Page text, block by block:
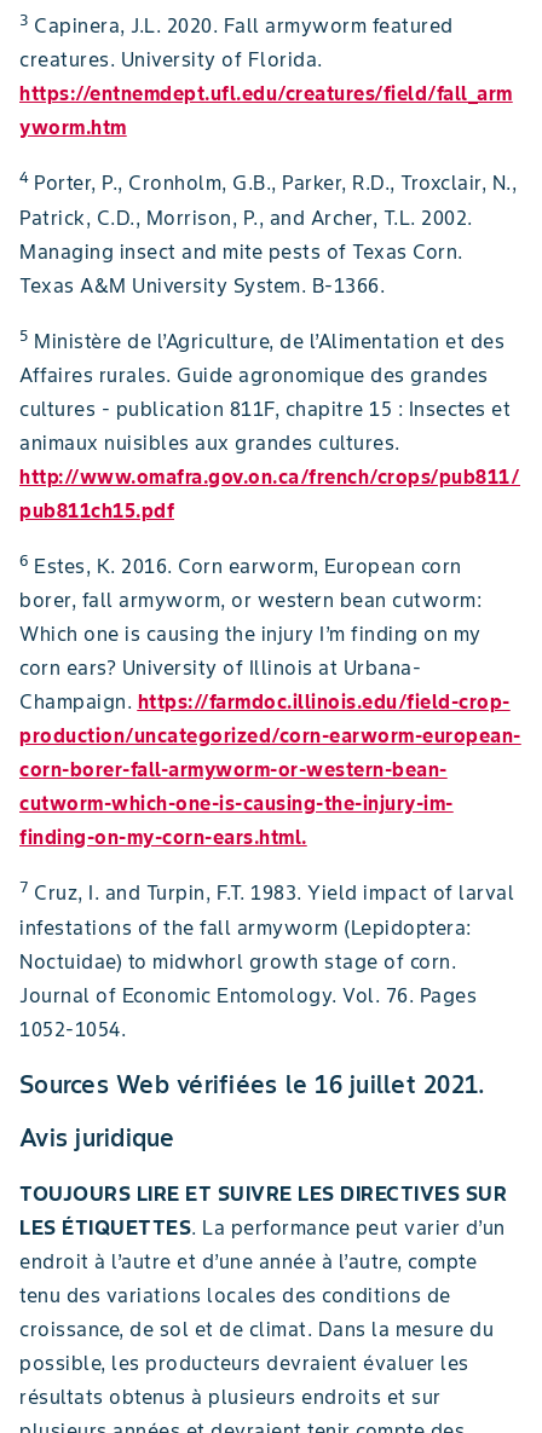
3 Capinera, J.L. 2020. Fall armyworm featured
creatures. University of Florida.
https://entnemdept.ufl.edu/creatures/field/fall_arm
yworm.htm
4Porter, P., Cronholm, G.B., Parker, R.D., Troxclair, N.,
Patrick, C.D., Morrison, P., and Archer, T.L. 2002.
Managing insect and mite pests of Texas Corn.
Texas A&M University System. B-1366.
5 Ministère de l’Agriculture, de l’Alimentation et des
Affaires rurales. Guide agronomique des grandes
cultures - publication 811F, chapitre 15 : Insectes et
animaux nuisibles aux grandes cultures.
http://www.omafra.gov.on.ca/french/crops/pub811/
pub811ch15.pdf
6 Estes, K. 2016. Corn earworm, European corn
borer, fall armyworm, or western bean cutworm:
Which one is causing the injury I’m finding on my
corn ears? University of Illinois at Urbana-
Champaign. https://farmdoc.illinois.edu/field-crop-
production/uncategorized/corn-earworm-european-
corn-borer-fall-armyworm-or-western-bean-
cutworm-which-one-is-causing-the-injury-im-
finding-on-my-corn-ears.html.
7 Cruz, I. and Turpin, F.T. 1983. Yield impact of larval
infestations of the fall armyworm (Lepidoptera:
Noctuidae) to midwhorl growth stage of corn.
Journal of Economic Entomology. Vol. 76. Pages
1052-1054.
Sources Web vérifiées le 16 juillet 2021.
Avis juridique
TOUJOURS LIRE ET SUIVRE LES DIRECTIVES SUR
LES ÉTIQUETTES. La performance peut varier d’un
endroit à l’autre et d’une année à l’autre, compte
tenu des variations locales des conditions de
croissance, de sol et de climat. Dans la mesure du
possible, les producteurs devraient évaluer les
résultats obtenus à plusieurs endroits et sur